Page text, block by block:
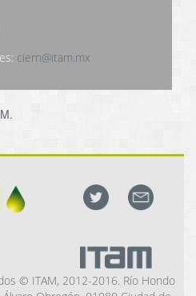
ciern@itam.mx
© ITAM, 2012-2016. Río Hondo